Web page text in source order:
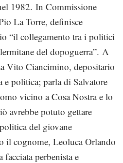
1982. In Commissione
La Torre, definisce
“il collegamento tra i politici
del dopoguerra”. A
Vito Ciancimino, depositario
politica; parla di Salvatore
vicino a Cosa Nostra e lo
avrebbe potuto gettare
del giovane
il cognome, Leoluca Orlando
perbenista e